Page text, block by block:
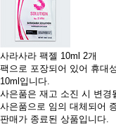
사라사라 팩젤 10ml 2개
팩으로 포장되어 있어 휴대
10ml입니다.
사은품은 재고 소진 시 변경
사은품으로 임의 대체되어
판매가 종료된 상품입니다.